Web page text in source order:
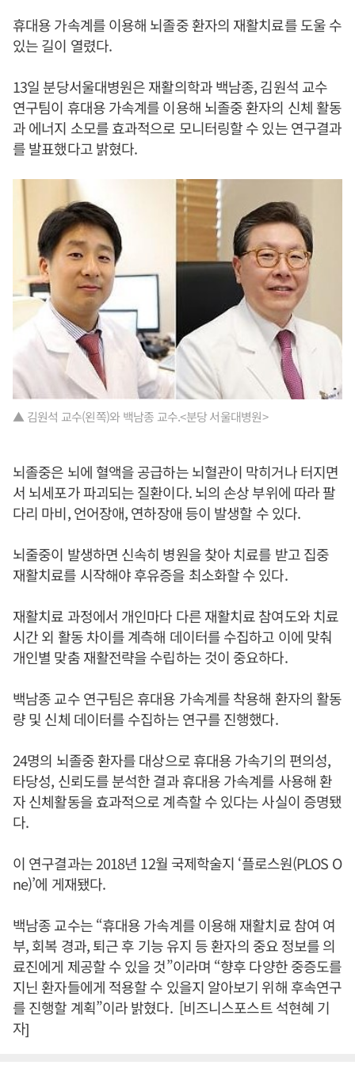
휴대용 가속계를 이용해 뇌졸중 환자의 재활치료를 도울 수
있는 길이 열렸다.
13일 분당서울대병원은 재활의학과 백남종, 김원석 교수
연구팀이 휴대용 가속계를 이용해 뇌졸중 환자의 신체 활동
과 에너지 소모를 효과적으로 모니터링할 수 있는 연구결과
를 발표했다고 밝혔다.
▲ 김원석 교수(왼쪽)와 백남종 교수.<분당 서울대병원>
뇌졸중은 뇌에 혈액을 공급하는 뇌혈관이 막히거나 터지면
서 뇌세포가 파괴되는 질환이다. 뇌의 손상 부위에 따라 팔
다리 마비, 언어장애, 연하장애 등이 발생할 수 있다.
뇌줄중이 발생하면 신속히 병원을 찾아 치료를 받고 집중
재활치료를 시작해야 후유증을 최소화할 수 있다.
재활치료 과정에서 개인마다 다른 재활치료 참여도와 치료
시간 외 활동 차이를 계측해 데이터를 수집하고 이에 맞춰
개인별 맞춤 재활전략을 수립하는 것이 중요하다.
백남종 교수 연구팀은 휴대용 가속계를 착용해 환자의 활동
량 및 신체 데이터를 수집하는 연구를 진행했다.
24명의 뇌졸중 환자를 대상으로 휴대용 가속기의 편의성,
타당성, 신뢰도를 분석한 결과 휴대용 가속계를 사용해 환
자 신체활동을 효과적으로 계측할 수 있다는 사실이 증명됐
다.
이 연구결과는 2018년 12월 국제학술지 ‘플로스원(PLOS O
ne)’에 게재됐다.
백남종 교수는 “휴대용 가속계를 이용해 재활치료 참여 여
부, 회복 경과, 퇴근 후 기능 유지 등 환자의 중요 정보를 의
료진에게 제공할 수 있을 것”이라며 “향후 다양한 중증도를
지닌 환자들에게 적용할 수 있을지 알아보기 위해 후속연구
를 진행할 계획”이라 밝혔다. [비즈니스포스트 석현혜 기
자]